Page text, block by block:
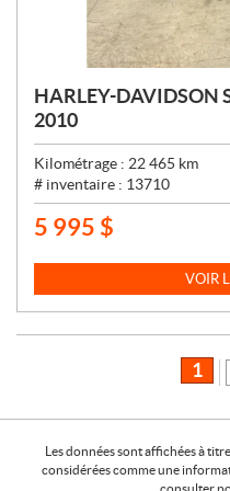
HARLEY-DAVIDSON
2010
Kilométrage : 22 465 km
# inventaire : 13710
P
X
5 995 $
VOIR
1
Les données sont affichées à
considérées comme une